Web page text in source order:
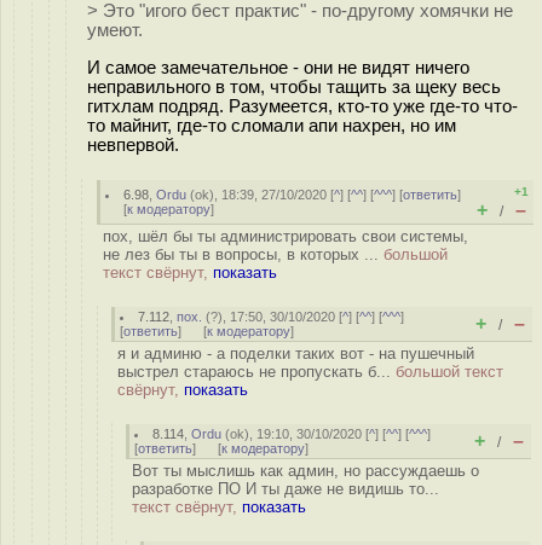
> Это "игого бест практис" - по-другому хомячки не
умеют.
И самое замечательное - они не видят ничего
неправильного в том, чтобы тащить за щеку весь
гитхлам подряд. Разумеется, кто-то уже где-то что-
то майнит, где-то сломали апи нахрен, но им
невпервой.
6.98 ,Ordu (ok), 18:39, 27/10/2020 [^] [^^] [^^^] [ответить]
[к модератору]
+1
+ / –
пох, шёл бы ты администрировать свои системы,
не лез бы ты в вопросы, в которых ... большой
текст свёрнут, показать
7.112 ,пох. (?), 17:50, 30/10/2020 [^] [^^] [^^^]
[ответить] [к модератору] + / –
я и админю - а поделки таких вот - на пушечный
выстрел стараюсь не пропускать б... большой текст
свёрнут, показать
8.114 ,Ordu (ok), 19:10, 30/10/2020 [^] [^^] [^^^]
[ответить] [к модератору] + / –
Вот ты мыслишь как админ, но рассуждаешь о
разработке ПО И ты даже не видишь то...
текст свёрнут, показать